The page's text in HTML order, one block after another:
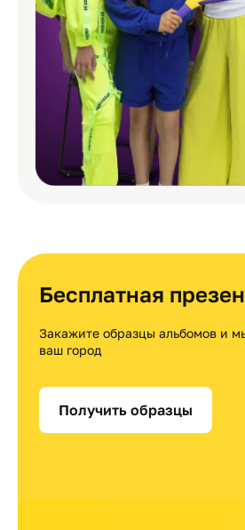
Бесплатная
Закажите образцы альбомов и
ваш город
Получить образцы